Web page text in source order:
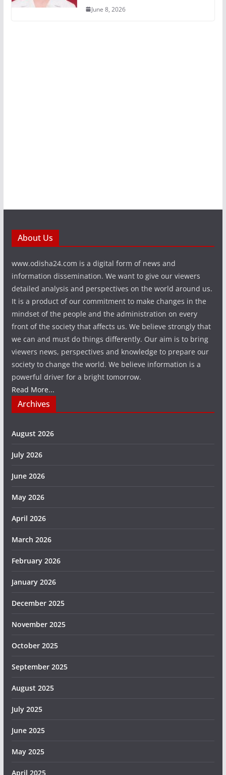
June 8, 2026
About Us
www.odisha24.com is a digital form of news and
information dissemination. We want to give our viewers
detailed analysis and perspectives on the world around us.
It is a product of our commitment to make changes in the
mindset of the people and the administration on every
front of the society that affects us. We believe strongly that
we can and must do things differently. Our aim is to bring
viewers news, perspectives and knowledge to prepare our
society to change the world. We believe information is a
powerful driver for a bright tomorrow.
Read More...
Archives
August 2026
July 2026
June 2026
May 2026
April 2026
March 2026
February 2026
January 2026
December 2025
November 2025
October 2025
September 2025
August 2025
July 2025
June 2025
May 2025
April 2025